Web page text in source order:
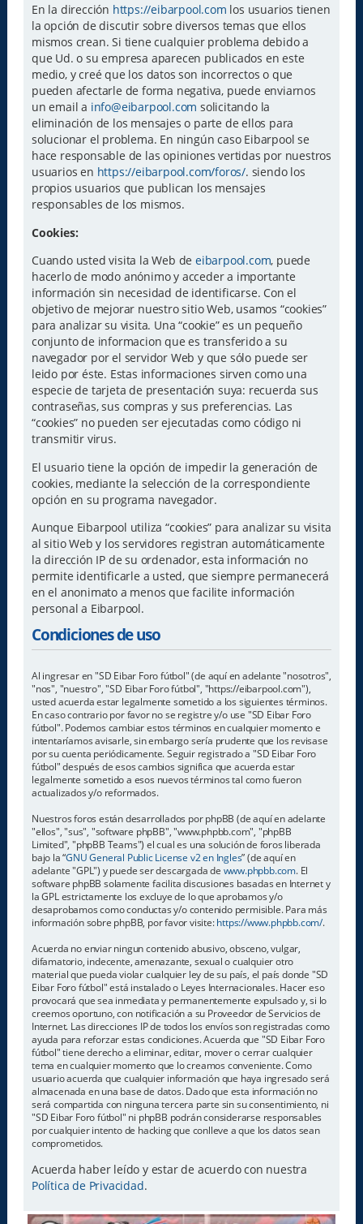
En la dirección https://eibarpool.com los usuarios tienen
la opción de discutir sobre diversos temas que ellos
mismos crean. Si tiene cualquier problema debido a
que Ud. o su empresa aparecen publicados en este
medio, y creé que los datos son incorrectos o que
pueden afectarle de forma negativa, puede enviarnos
un email a info@eibarpool.com solicitando la
eliminación de los mensajes o parte de ellos para
solucionar el problema. En ningún caso Eibarpool se
hace responsable de las opiniones vertidas por nuestros
usuarios en https://eibarpool.com/foros/. siendo los
propios usuarios que publican los mensajes
responsables de los mismos.
Cookies:
Cuando usted visita la Web de eibarpool.com, puede
hacerlo de modo anónimo y acceder a importante
información sin necesidad de identificarse. Con el
objetivo de mejorar nuestro sitio Web, usamos “cookies”
para analizar su visita. Una “cookie” es un pequeño
conjunto de informacion que es transferido a su
navegador por el servidor Web y que sólo puede ser
leido por éste. Estas informaciones sirven como una
especie de tarjeta de presentación suya: recuerda sus
contraseñas, sus compras y sus preferencias. Las
“cookies” no pueden ser ejecutadas como código ni
transmitir virus.
El usuario tiene la opción de impedir la generación de
cookies, mediante la selección de la correspondiente
opción en su programa navegador.
Aunque Eibarpool utiliza “cookies” para analizar su visita
al sitio Web y los servidores registran automáticamente
la dirección IP de su ordenador, esta información no
permite identificarle a usted, que siempre permanecerá
en el anonimato a menos que facilite información
personal a Eibarpool.
Condiciones de uso
Al ingresar en "SD Eibar Foro fútbol" (de aquí en adelante "nosotros",
"nos", "nuestro", "SD Eibar Foro fútbol", "https://eibarpool.com"),
usted acuerda estar legalmente sometido a los siguientes términos.
En caso contrario por favor no se registre y/o use "SD Eibar Foro
fútbol". Podemos cambiar estos términos en cualquier momento e
intentaríamos avisarle, sin embargo sería prudente que los revisase
por su cuenta periódicamente. Seguir registrado a "SD Eibar Foro
fútbol" después de esos cambios significa que acuerda estar
legalmente sometido a esos nuevos términos tal como fueron
actualizados y/o reformados.
Nuestros foros están desarrollados por phpBB (de aquí en adelante
"ellos", "sus", "software phpBB", "www.phpbb.com", "phpBB
Limited", "phpBB Teams") el cual es una solución de foros liberada
bajo la “GNU General Public License v2 en Ingles” (de aquí en
adelante "GPL") y puede ser descargada de www.phpbb.com. El
software phpBB solamente facilita discusiones basadas en Internet y
la GPL estrictamente los excluye de lo que aprobamos y/o
desaprobamos como conductas y/o contenido permisible. Para más
información sobre phpBB, por favor visite:https://www.phpbb.com/.
Acuerda no enviar ningun contenido abusivo, obsceno, vulgar,
difamatorio, indecente, amenazante, sexual o cualquier otro
material que pueda violar cualquier ley de su país, el país donde "SD
Eibar Foro fútbol" está instalado o Leyes Internacionales. Hacer eso
provocará que sea inmediata y permanentemente expulsado y, si lo
creemos oportuno, con notificación a su Proveedor de Servicios de
Internet. Las direcciones IP de todos los envíos son registradas como
ayuda para reforzar estas condiciones. Acuerda que "SD Eibar Foro
fútbol" tiene derecho a eliminar, editar, mover o cerrar cualquier
tema en cualquier momento que lo creamos conveniente. Como
usuario acuerda que cualquier información que haya ingresado será
almacenada en una base de datos. Dado que esta información no
será compartida con ninguna tercera parte sin su consentimiento, ni
"SD Eibar Foro fútbol" ni phpBB podrán considerarse responsables
por cualquier intento de hacking que conlleve a que los datos sean
comprometidos.
Acuerda haber leído y estar de acuerdo con nuestra
Política de Privacidad.